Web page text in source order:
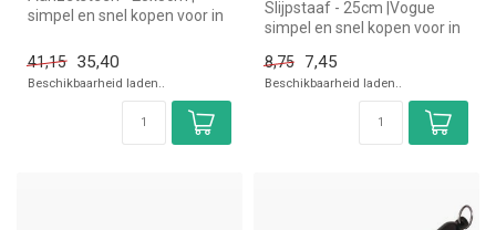
simpel en snel kopen voor in
41,15
35,40
Beschikbaarheid laden..
Slijpstaaf - 25cm |Vogue
simpel en snel kopen voor in
8,75
7,45
Beschikbaarheid laden..